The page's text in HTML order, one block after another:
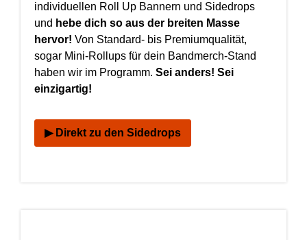
individuellen Roll Up Bannern und Sidedrops
und hebe dich so aus der breiten Masse
hervor! Von Standard- bis Premiumqualität,
sogar Mini-Rollups für dein Bandmerch-Stand
haben wir im Programm. Sei anders! Sei
einzigartig!
▶ Direkt zu den Sidedrops